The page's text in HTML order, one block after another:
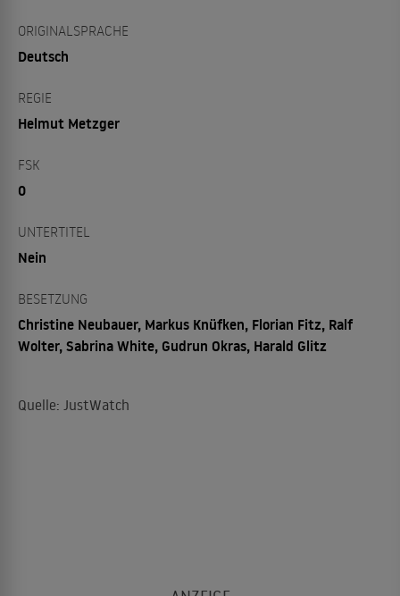
ORIGINALSPRACHE
Deutsch
REGIE
Helmut Metzger
FSK
0
UNTERTITEL
Nein
BESETZUNG
Christine Neubauer, Markus Knüfken, Florian Fitz, Ralf
Wolter, Sabrina White, Gudrun Okras, Harald Glitz
Quelle: JustWatch